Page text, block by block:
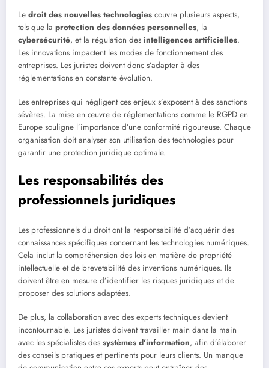
Le droit des nouvelles technologies couvre plusieurs aspects,
tels que la protection des données personnelles, la
cybersécurité, et la régulation des intelligences artificielles.
Les innovations impactent les modes de fonctionnement des
entreprises. Les juristes doivent donc s’adapter à des
réglementations en constante évolution.
Les entreprises qui négligent ces enjeux s’exposent à des sanctions
sévères. La mise en œuvre de réglementations comme le RGPD en
Europe souligne l’importance d’une conformité rigoureuse. Chaque
organisation doit analyser son utilisation des technologies pour
garantir une protection juridique optimale.
Les responsabilités des
professionnels juridiques
Les professionnels du droit ont la responsabilité d’acquérir des
connaissances spécifiques concernant les technologies numériques.
Cela inclut la compréhension des lois en matière de propriété
intellectuelle et de brevetabilité des inventions numériques. Ils
doivent être en mesure d’identifier les risques juridiques et de
proposer des solutions adaptées.
De plus, la collaboration avec des experts techniques devient
incontournable. Les juristes doivent travailler main dans la main
avec les spécialistes des systèmes d’information, afin d’élaborer
des conseils pratiques et pertinents pour leurs clients. Un manque